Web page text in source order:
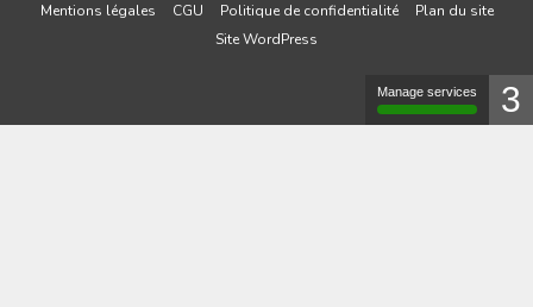
Mentions légales CGU Politique de confidentialité
Plan du site
Site WordPress
Manage services 3